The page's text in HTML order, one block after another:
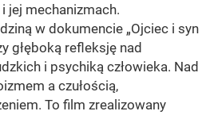
jej mechanizmach.
w dokumencie „Ojciec i syn
głęboką refleksję nad
i psychiką człowieka. Nad
a czułością,
To film zrealizowany